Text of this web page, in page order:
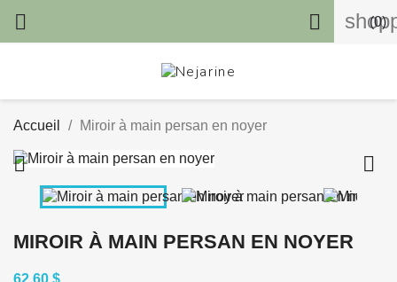
 (0)

Accueil Miroir à main persan en noyer
 
MIROIR À MAIN PERSAN EN NOYER
62,60 $